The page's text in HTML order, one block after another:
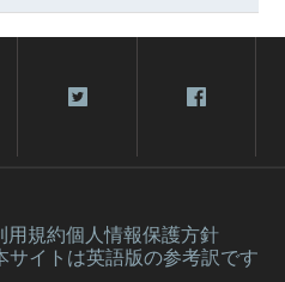
⽤規約個人情報保護方針
サイトは英語版の参考訳です